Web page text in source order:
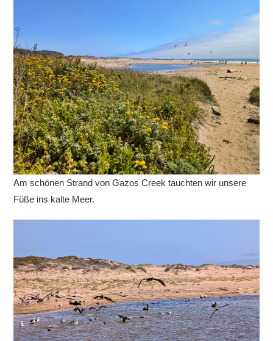
Am schönen Strand von Gazos Creek tauchten wir unsere
Füße ins kalte Meer.